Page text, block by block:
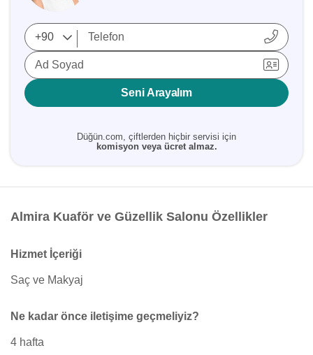
Ad Soyad
Seni Arayalım
Düğün.com, çiftlerden hiçbir servisi için
komisyon veya ücret almaz.
Almira Kuaför ve Güzellik Salonu Özellikler
Hizmet İçeriği
Saç ve Makyaj
Ne kadar önce iletişime geçmeliyiz?
4 hafta